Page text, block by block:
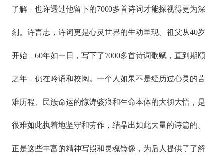
了解，也许透过他留下的7000多首诗词才能探视得更为深
刻。诗言志，诗词更是心灵世界的生动呈现。祖父从40岁
开始，60年如一日，写下了7000多首诗词歌赋，直到期颐
之年，仍在吟诵和校阅。一个人如果不是经历过心灵的苦
难历程、民族命运的惊涛骇浪和生命本体的大彻大悟，是
很难如此执着地坚守和劳作，结晶出如此大量的诗篇的。
正是这些丰富的精神写照和灵魂镜像，为后人提供了了解